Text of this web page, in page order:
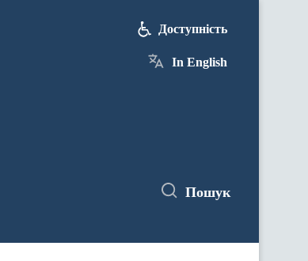
Доступність
In English
Пошук